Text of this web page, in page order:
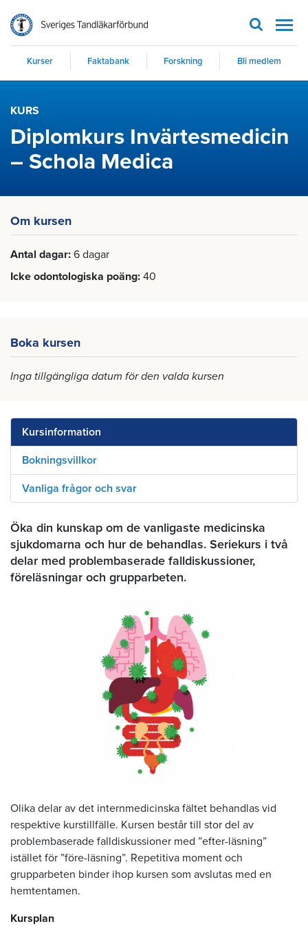
Kurser Faktabank Forskning Bli medlem
KURS
Diplomkurs Invärtesmedicin
– Schola Medica
Om kursen
Antal dagar 6 dagar
Icke odontologiska poäng 40
Boka kursen
Inga tillgängliga datum för den valda kursen
Kursinformation
Bokningsvillkor
Vanliga frågor och svar
Öka din kunskap om de vanligaste medicinska
sjukdomarna och hur de behandlas. Seriekurs i två
delar med problembaserade falldiskussioner,
föreläsningar och grupparbeten.
Olika delar av det internmedicinska fältet behandlas vid
respektive kurstillfälle. Kursen består till stor del av
problembaserade falldiskussioner med ”efter-läsning”
istället för ”före-läsning”. Repetitiva moment och
grupparbeten binder ihop kursen som avslutas med en
hemtentamen.
Kursplan